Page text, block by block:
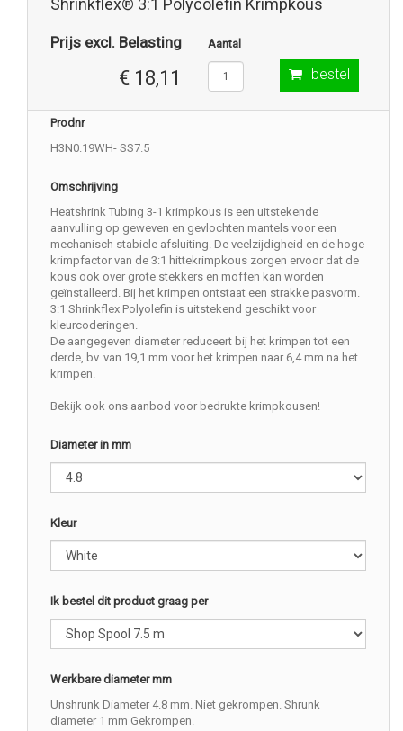
Shrinkflex® 3:1 Polycolefin Krimpkous
Prijs excl. Belasting
€ 18,11
Aantal
bestel
Prodnr
H3N0.19WH- SS7.5
Omschrijving
Heatshrink Tubing 3-1 krimpkous is een uitstekende
aanvulling op geweven en gevlochten mantels voor een
mechanisch stabiele afsluiting. De veelzijdigheid en de hoge
krimpfactor van de 3:1 hittekrimpkous zorgen ervoor dat de
kous ook over grote stekkers en moffen kan worden
geïnstalleerd. Bij het krimpen ontstaat een strakke pasvorm.
3:1 Shrinkflex Polyolefin is uitstekend geschikt voor
kleurcoderingen.
De aangegeven diameter reduceert bij het krimpen tot een
derde, bv. van 19,1 mm voor het krimpen naar 6,4 mm na het
krimpen.
Bekijk ook ons aanbod voor bedrukte krimpkousen!
Diameter in mm
Kleur
Ik bestel dit product graag per
Werkbare diameter mm
Unshrunk Diameter 4.8 mm. Niet gekrompen. Shrunk
diameter 1 mm Gekrompen.